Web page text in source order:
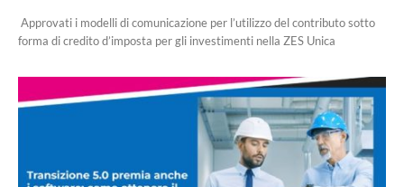
Approvati i modelli di comunicazione per l’utilizzo del contributo sotto
forma di credito d’imposta per gli investimenti nella ZES Unica